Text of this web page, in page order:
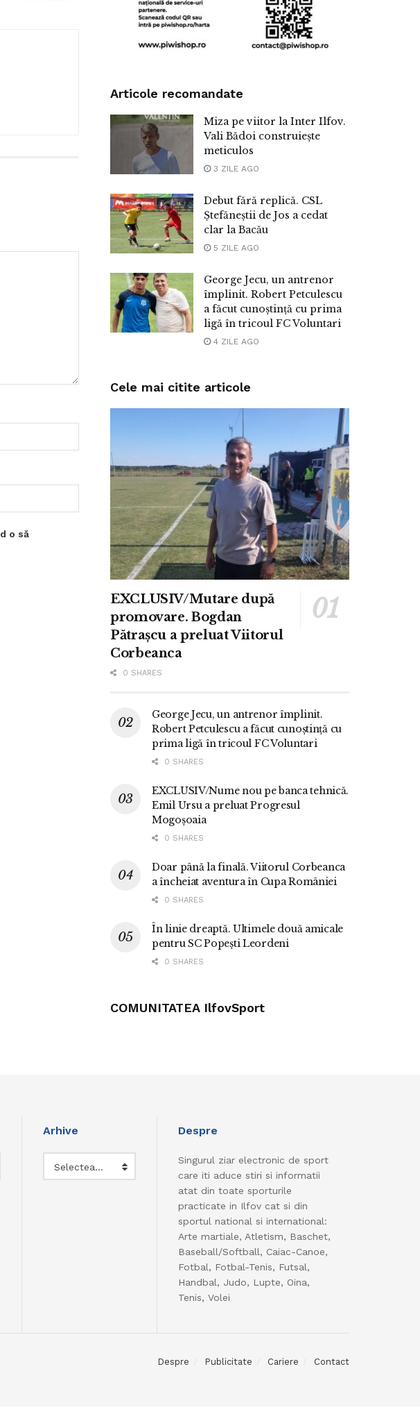
o să
Articole recomandate
Miza pe viitor la Inter Ilfov.
Vali Bădoi construiește
meticulos
3 ZILE AGO
Debut fără replică. CSL
Ștefăneștii de Jos a cedat
clar la Bacău
5 ZILE AGO
George Jecu, un antrenor
împlinit. Robert Petculescu
a făcut cunoștință cu prima
ligă în tricoul FC Voluntari
4 ZILE AGO
Cele mai citite articole
EXCLUSIV/Mutare după
promovare. Bogdan
Pătrașcu a preluat Viitorul
Corbeanca
0 SHARES
George Jecu, un antrenor împlinit.
Robert Petculescu a făcut cunoștință cu
prima ligă în tricoul FC Voluntari
0 SHARES
EXCLUSIV/Nume nou pe banca tehnică.
Emil Ursu a preluat Progresul
Mogoșoaia
0 SHARES
Doar până la finală. Viitorul Corbeanca
a încheiat aventura în Cupa României
0 SHARES
În linie dreaptă. Ultimele două amicale
pentru SC Popești Leordeni
0 SHARES
COMUNITATEA IlfovSport
Arhive
Selectează luna
Despre
Singurul ziar electronic de sport
care iti aduce stiri si informatii
atat din toate sporturile
practicate in Ilfov cat si din
sportul national si international:
Arte martiale, Atletism, Baschet,
Baseball/Softball, Caiac-Canoe,
Fotbal, Fotbal-Tenis, Futsal,
Handbal, Judo, Lupte, Oina,
Tenis, Volei
Despre Publicitate Cariere Contact